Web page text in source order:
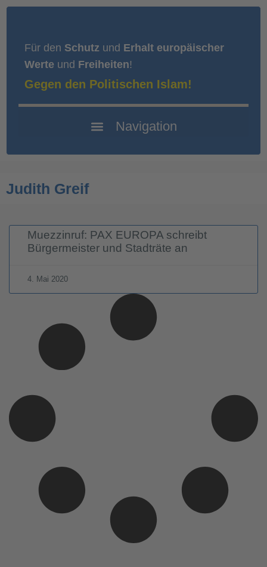
Für den Schutz und Erhalt europäischer
Werte und Freiheiten!
Gegen den Politischen Islam!
Judith Greif
Muezzinruf: PAX EUROPA schreibt
Bürgermeister und Stadträte an
4. Mai 2020